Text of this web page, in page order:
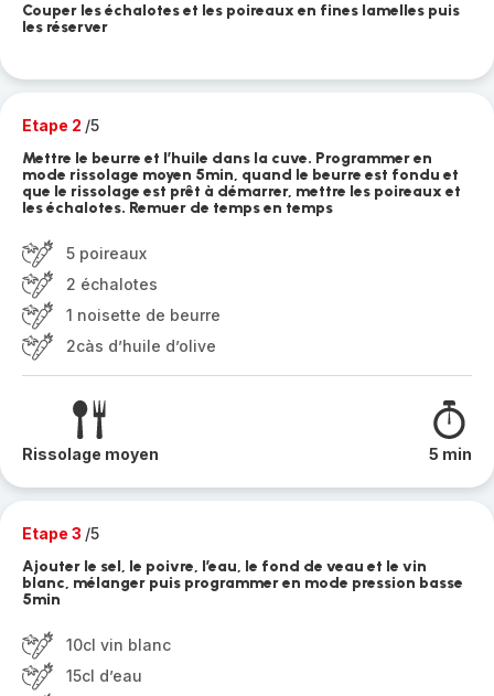
Couper les échalotes et les poireaux en fines lamelles puis
les réserver
Etape 2 /5
Mettre le beurre et l’huile dans la cuve. Programmer en
mode rissolage moyen 5min, quand le beurre est fondu et
que le rissolage est prêt à démarrer, mettre les poireaux et
les échalotes. Remuer de temps en temps
5 poireaux
2 échalotes
1 noisette de beurre
2càs d’huile d’olive
Rissolage moyen 5 min
Etape 3 /5
Ajouter le sel, le poivre, l’eau, le fond de veau et le vin
blanc, mélanger puis programmer en mode pression basse
5min
10cl vin blanc
15cl d’eau